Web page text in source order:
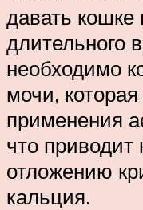
давать
длительного
необходимо
мочи,
применения
что приводит
отложению
кальция.